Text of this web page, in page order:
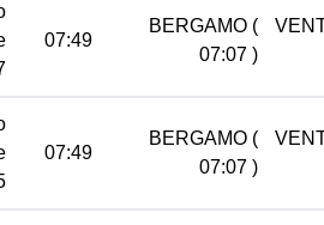
07:49
BERGAMO (
07:07 )
07:49
BERGAMO (
07:07 )